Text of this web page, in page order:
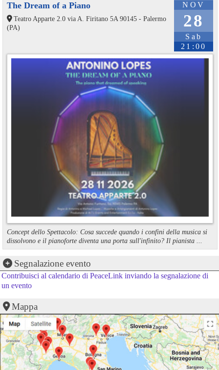
NOV
28
Sab
21:00
The Dream of a Piano
Teatro Apparte 2.0 via A. Firitano 5A 90145 - Palermo
(PA)
Concept dello Spettacolo: Cosa succede quando i confini della musica si
dissolvono e il pianoforte diventa una porta sull'infinito? Il pianista ...
Segnalazione evento
Contribuisci al calendario di PeaceLink inviando la segnalazione di
un evento
Mappa